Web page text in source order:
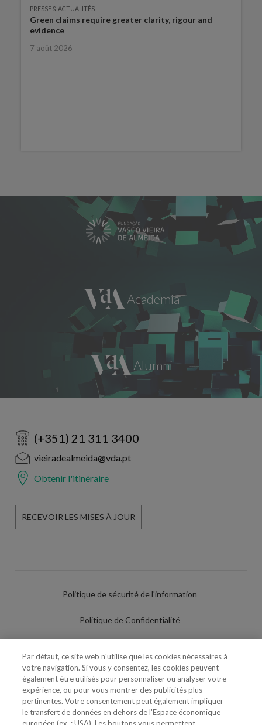
PRESSE & ACTUALITÉS
Green claims require greater clarity, rigour and
evidence
7 août 2026
(+351) 21 311 3400
vieiradealmeida@vda.pt
Obtenir l'itinéraire
RECEVOIR LES MISES À JOUR
Politique de sécurité de l'information
Politique de Confidentialité
Politique de Cookies
Paramètres des cookies
Utilisation Frauduleuse du Nom/Brand
Par défaut, ce site web n'utilise que les cookies nécessaires à
votre navigation. Si vous y consentez, les cookies peuvent
également être utilisés pour personnaliser ou analyser votre
expérience, ou pour vous montrer des publicités plus
pertinentes. Votre consentement peut également impliquer
le transfert de données en dehors de l'Espace économique